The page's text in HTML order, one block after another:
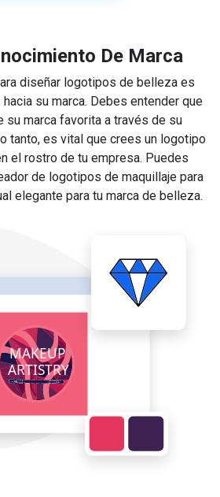
De Marca
diseñar logotipos de belleza es
su marca. Debes entender que
su marca favorita a través de su
tanto, es vital que crees un logotipo
el rostro de tu empresa. Puedes
de logotipos de maquillaje para
elegante para tu marca de belleza.